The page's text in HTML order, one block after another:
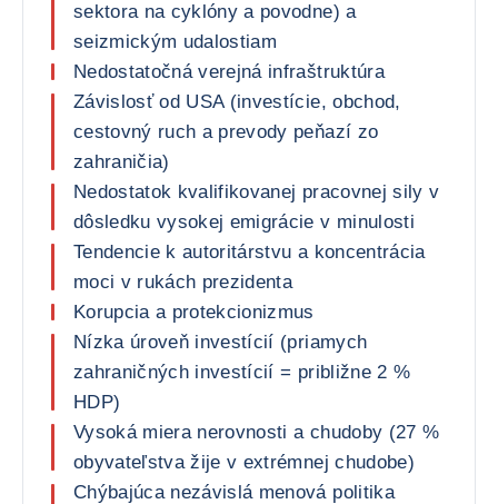
sektora na cyklóny a povodne) a
seizmickým udalostiam
Nedostatočná verejná infraštruktúra
Závislosť od USA (investície, obchod,
cestovný ruch a prevody peňazí zo
zahraničia)
Nedostatok kvalifikovanej pracovnej sily v
dôsledku vysokej emigrácie v minulosti
Tendencie k autoritárstvu a koncentrácia
moci v rukách prezidenta
Korupcia a protekcionizmus
Nízka úroveň investícií (priamych
zahraničných investícií = približne 2 %
HDP)
Vysoká miera nerovnosti a chudoby (27 %
obyvateľstva žije v extrémnej chudobe)
Chýbajúca nezávislá menová politika